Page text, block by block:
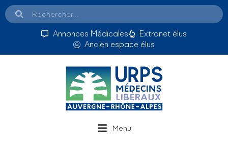
Annonces Médicales
Extranet élus
Ancien espace élus
Menu